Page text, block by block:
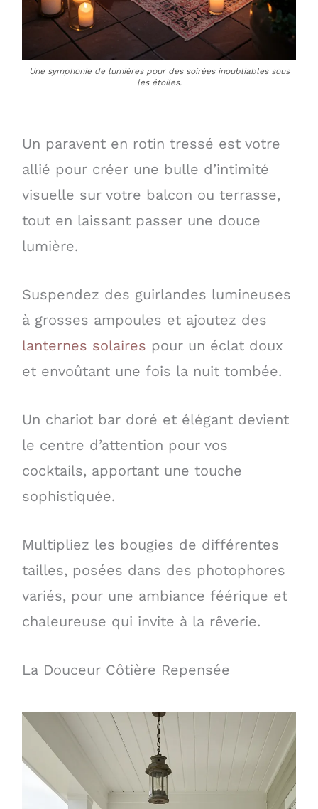
Une symphonie de lumières pour des soirées inoubliables sous
les étoiles.
Un paravent en rotin tressé est votre
allié pour créer une bulle d’intimité
visuelle sur votre balcon ou terrasse,
tout en laissant passer une douce
lumière.
Suspendez des guirlandes lumineuses
à grosses ampoules et ajoutez des
lanternes solaires pour un éclat doux
et envoûtant une fois la nuit tombée.
Un chariot bar doré et élégant devient
le centre d’attention pour vos
cocktails, apportant une touche
sophistiquée.
Multipliez les bougies de différentes
tailles, posées dans des photophores
variés, pour une ambiance féérique et
chaleureuse qui invite à la rêverie.
La Douceur Côtière Repensée